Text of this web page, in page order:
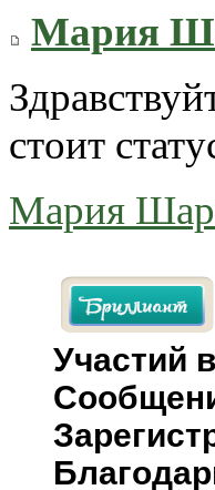
Мария
стоит
Мария
Участий